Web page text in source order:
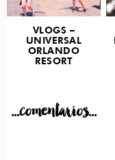
VLOGS –
UNIVERSAL
ORLANDO
RESORT
...comentarios...